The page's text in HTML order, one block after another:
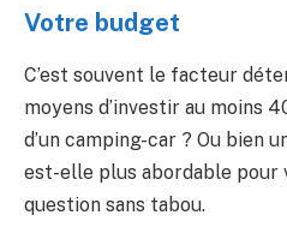
Votre budget
C’est souvent le facteur
moyens d’investir au moins
d’un camping-car ? Ou bien
est-elle plus abordable pour
question sans tabou.